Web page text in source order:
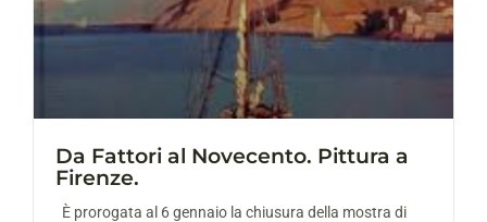
Da Fattori al Novecento. Pittura a
Firenze.
È prorogata al 6 gennaio la chiusura della mostra di